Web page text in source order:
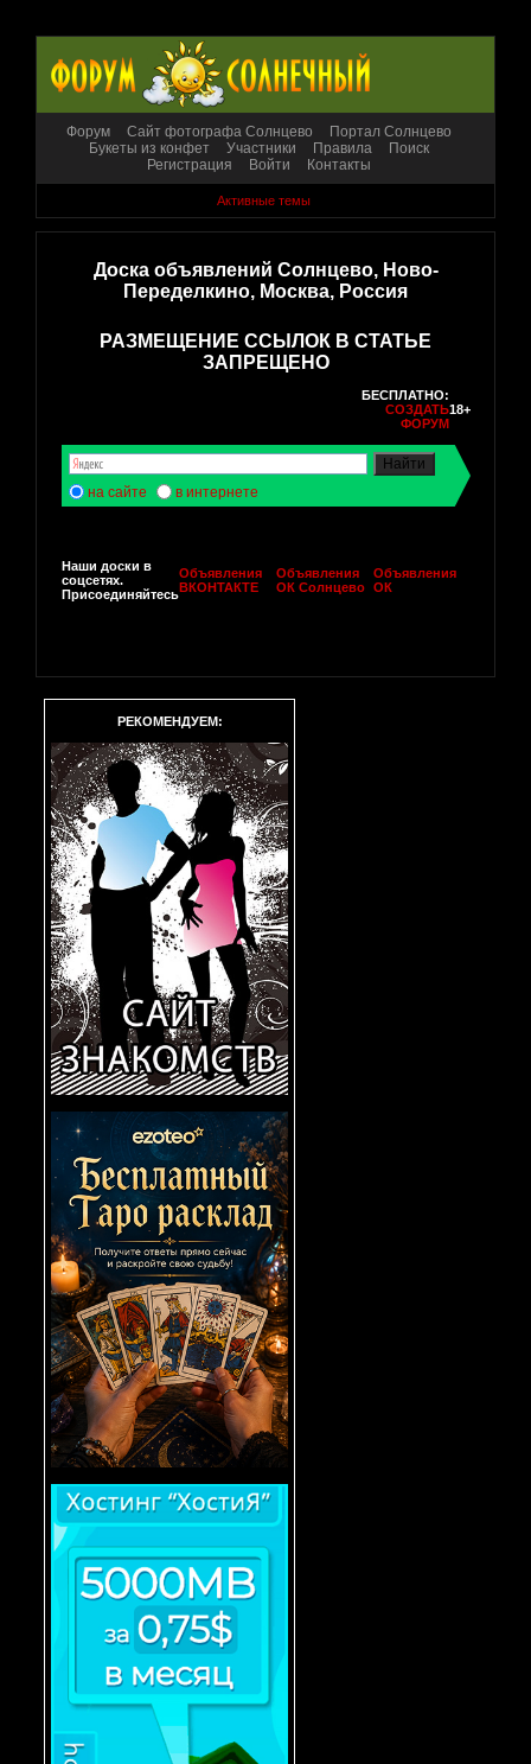
Форум Сайт фотографа Солнцево
Портал Солнцево
Букеты из конфет
Участники Правила
Поиск
Регистрация
Войти Контакты
Активные темы
Доска объявлений Солнцево, Ново-
Переделкино, Москва, Россия
РАЗМЕЩЕНИЕ ССЫЛОК В СТАТЬЕ
ЗАПРЕЩЕНО
БЕСПЛАТНО:
СОЗДАТЬ
ФОРУМ
18+
на сайте в интернете
Наши доски в
соцсетях.
Присоединяйтесь
Объявления
ВКОНТАКТЕ
Объявления
ОК Солнцево
Объявления
ОК
РЕКОМЕНДУЕМ: